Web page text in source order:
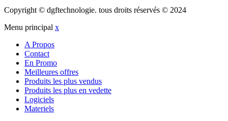
Copyright © dgftechnologie. tous droits réservés © 2024
Menu principal x
A Propos
Contact
En Promo
Meilleures offres
Produits les plus vendus
Produits les plus en vedette
Logiciels
Materiels